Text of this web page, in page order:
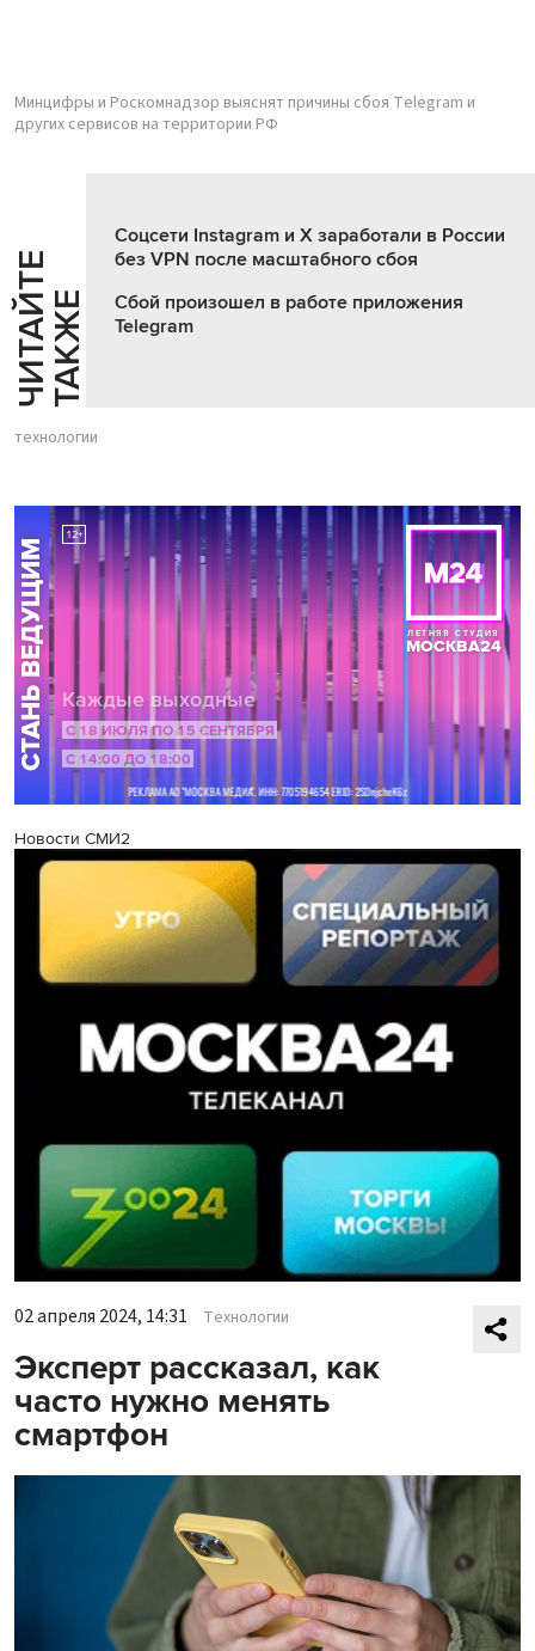
Минцифры и Роскомнадзор выяснят причины сбоя Telegram и
других сервисов на территории РФ
Ч
И
Т
АЙ
Т
Е
Т
А
К
ЖЕ
Соцсети Instagram и X заработали в России
без VPN после масштабного сбоя
Сбой произошел в работе приложения
Telegram
технологии
Новости СМИ2
02 апреля 2024, 14:31 Технологии
Эксперт рассказал, как
часто нужно менять
смартфон